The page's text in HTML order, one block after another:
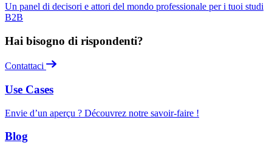
Un panel di decisori e attori del mondo professionale per i tuoi studi
B2B
Hai bisogno di rispondenti?
Contattaci
Use Cases
Envie d’un aperçu ? Découvrez notre savoir-faire !
Blog